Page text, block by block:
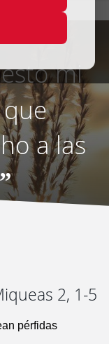
mi
a las
”
2, 1-5
pérfidas